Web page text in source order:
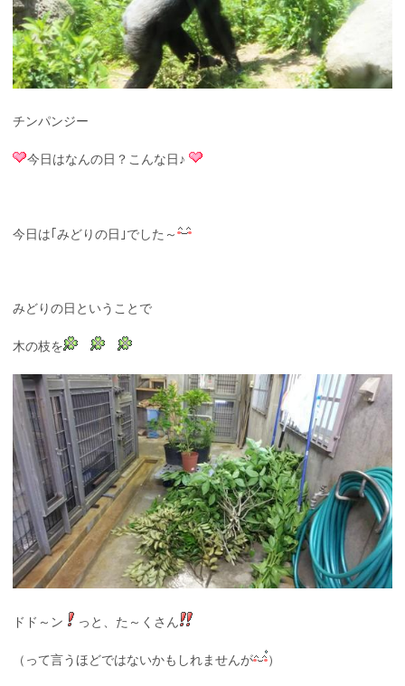
チンパンジー
今日はなんの日？こんな日♪
今日は｢みどりの日｣でした～
みどりの日ということで
木の枝を
ドド～ン っと、た～くさん
（って言うほどではないかもしれませんが ）